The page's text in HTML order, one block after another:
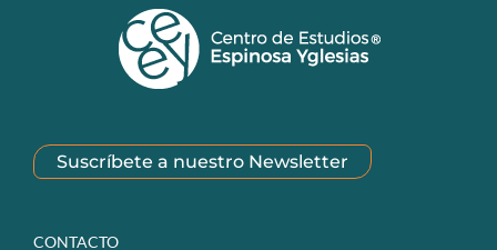
Suscríbete a nuestro Newsletter
CONTACTO